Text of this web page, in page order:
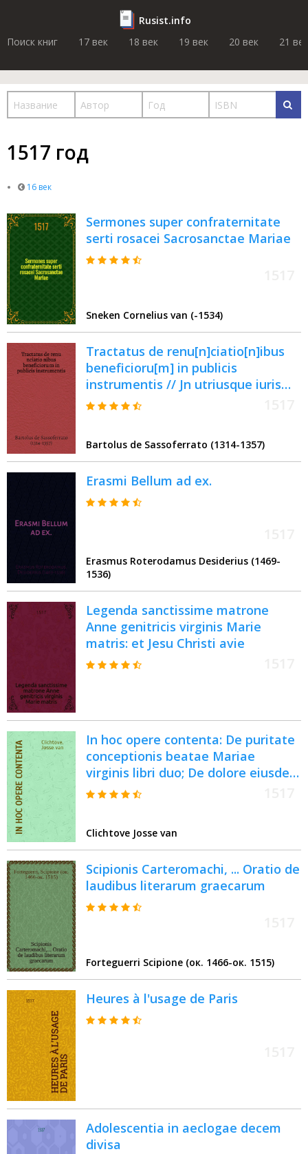
Rusist.info
Поиск книг
17 век 18 век 19 век 20 век 21 век
1517 год
16 век
Sermones super confraternitate
serti rosacei Sacrosanctae Mariae
Sneken Cornelius van (-1534)
Tractatus de renu[n]ciatio[n]ibus
beneficioru[m] in publicis
instrumentis // Jn utriusque iuris
libros introductorium ...
Bartolus de Sassoferrato (1314-1357)
Erasmi Bellum ad ex.
Erasmus Roterodamus Desiderius (1469-
1536)
Legenda sanctissime matrone
Anne genitricis virginis Marie
matris: et Jesu Christi avie
In hoc opere contenta: De puritate
conceptionis beatae Mariae
virginis libri duo; De dolore eiusdem
sacrae virginis in passione filij sui,
De assumptione ipsius gloriosae
virginis, liber unus
Clichtove Josse van
Scipionis Carteromachi, ... Oratio de
laudibus literarum graecarum
Forteguerri Scipione (ок. 1466-ок. 1515)
Heures à l'usage de Paris
Adolescentia in aeclogae decem
divisa